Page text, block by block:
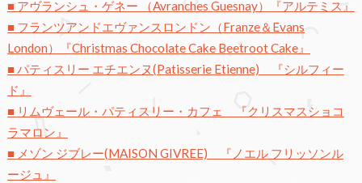
■ アヴランシュ・ゲネー （Avranches Guesnay）『アルテミス』
■ フランツアンドエヴァンスロンドン（Franze＆Evans
London）『Christmas Chocolate Cake Beetroot Cake』
■ パティスリー エチエンヌ(Patisserie Etienne) 『シルフィー
ド』
■ リムヴェール・パティスリー・カフェ 『クリスマスショコ
ラマロン』
■ メゾン ジブレー(MAISON GIVREE) 『ノエル フリッソンル
ージュ』